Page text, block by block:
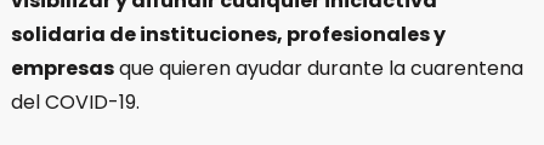
solidaria de instituciones, profesionales y
empresasque quieren ayudar durante la cuarentena
del COVID-19.